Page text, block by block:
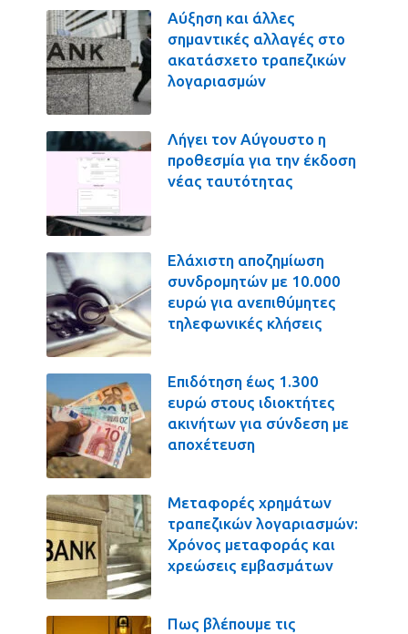
Αύξηση και άλλες
σημαντικές αλλαγές στο
ακατάσχετο τραπεζικών
λογαριασμών
Λήγει τον Αύγουστο η
προθεσμία για την έκδοση
νέας ταυτότητας
Ελάχιστη αποζημίωση
συνδρομητών με 10.000
ευρώ για ανεπιθύμητες
τηλεφωνικές κλήσεις
Επιδότηση έως 1.300
ευρώ στους ιδιοκτήτες
ακινήτων για σύνδεση με
αποχέτευση
Μεταφορές χρημάτων
τραπεζικών λογαριασμών:
Χρόνος μεταφοράς και
χρεώσεις εμβασμάτων
Πως βλέπουμε τις